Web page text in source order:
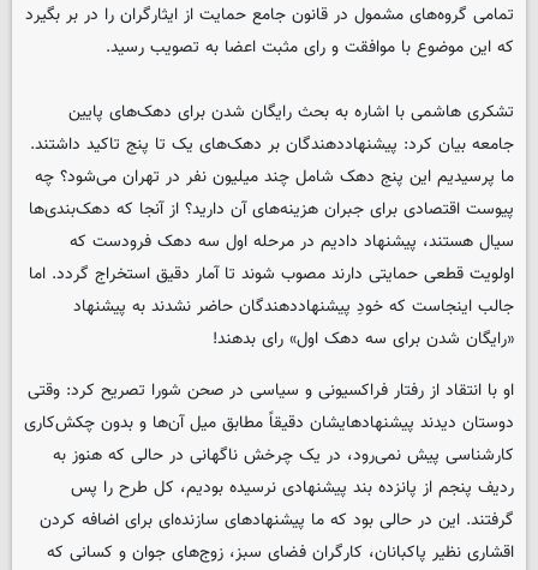
تمامی گروه‌های مشمول در قانون جامع حمایت از ایثارگران را در بر بگیرد
که این موضوع با موافقت و رای مثبت اعضا به تصویب رسید.
تشکری هاشمی با اشاره به بحث رایگان شدن برای دهک‌های پایین
جامعه بیان کرد: پیشنهاددهندگان بر دهک‌های یک تا پنج تاکید داشتند.
ما پرسیدیم این پنج دهک شامل چند میلیون نفر در تهران می‌شود؟ چه
پیوست اقتصادی برای جبران هزینه‌های آن دارید؟ از آنجا که دهک‌بندی‌ها
سیال هستند، پیشنهاد دادیم در مرحله اول سه دهک فرودست که
اولویت قطعی حمایتی دارند مصوب شوند تا آمار دقیق استخراج گردد. اما
جالب اینجاست که خودِ پیشنهاددهندگان حاضر نشدند به پیشنهاد
«رایگان شدن برای سه دهک اول» رای بدهند!
او با انتقاد از رفتار فراکسیونی و سیاسی در صحن شورا تصریح کرد: وقتی
دوستان دیدند پیشنهادهایشان دقیقاً مطابق میل آن‌ها و بدون چکش‌کاری
کارشناسی پیش نمی‌رود، در یک چرخش ناگهانی در حالی که هنوز به
ردیف پنجم از پانزده بند پیشنهادی نرسیده بودیم، کل طرح را پس
گرفتند. این در حالی بود که ما پیشنهادهای سازنده‌ای برای اضافه کردن
اقشاری نظیر پاکبانان، کارگران فضای سبز، زوج‌های جوان و کسانی که